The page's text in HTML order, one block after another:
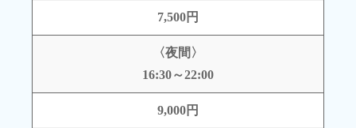
7,500円
〈夜間〉
16:30～22:00
9,000円